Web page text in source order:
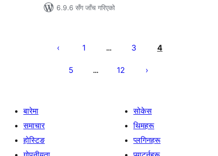
6.9.6 सँग जाँच गरिएको
पृष्ठाङ्कन1 … 3 4
5 … 12
बारेमा
समाचार
होस्टिङ
सोकेस
थिमहरू
प्लगिनहरू